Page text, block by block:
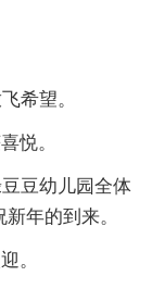
希望。
悦。
豆幼儿园全体
年的到来。
。